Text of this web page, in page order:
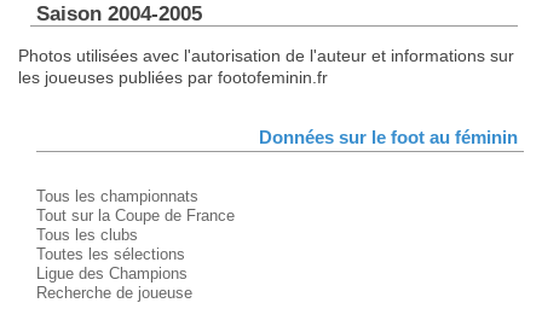
Saison 2004-2005
Photos utilisées avec l'autorisation de l'auteur et informations sur
les joueuses publiées par footofeminin.fr
Données sur le foot au féminin
Tous les championnats
Tout sur la Coupe de France
Tous les clubs
Toutes les sélections
Ligue des Champions
Recherche de joueuse